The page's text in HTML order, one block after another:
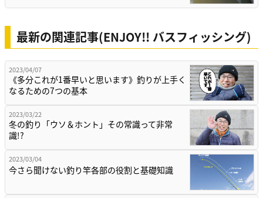
最新の関連記事(ENJOY!! バスフィッシング)
2023/04/07
《多分これが1番早いと思います》釣りが上手く
なるための7つの基本
2023/03/22
冬の釣り「ウソ＆ホント」その常識って非常
識!?
2023/03/04
今さら聞けない釣り竿各部の役割と基礎知識